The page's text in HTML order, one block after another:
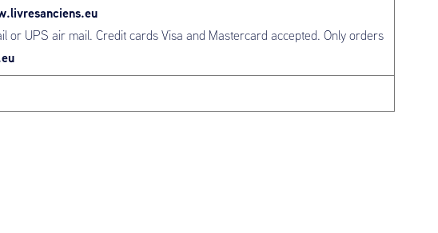
or UPS air mail. Credit cards Visa and Mastercard accepted. Only orders